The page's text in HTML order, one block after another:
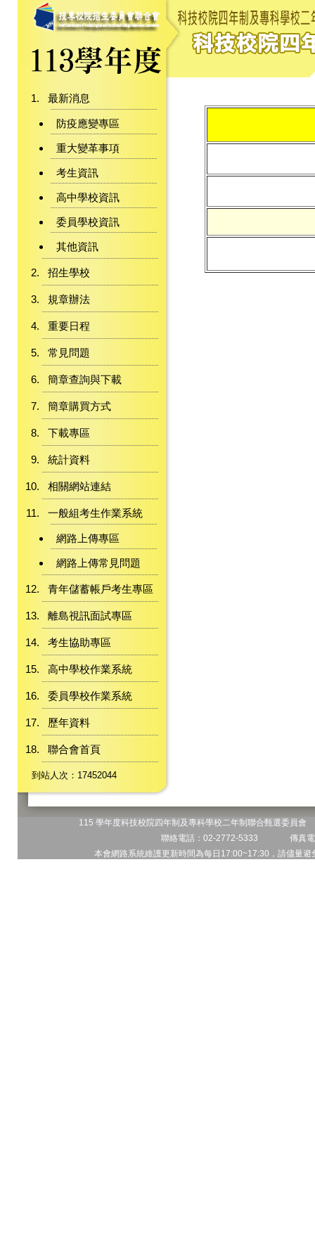
最新消息
防疫應變專區
重大變革事項
考生資訊
高中學校資訊
委員學校資訊
其他資訊
招生學校
規章辦法
重要日程
常見問題
簡章查詢與下載
簡章購買方式
下載專區
統計資料
相關網站連結
一般組考生作業系統
網路上傳專區
網路上傳常見問題
青年儲蓄帳戶考生專區
離島視訊面試專區
考生協助專區
高中學校作業系統
委員學校作業系統
歷年資料
聯合會首頁
到站人次：17452044
115 學年度科技校院四年制及專科學校二年制聯合甄選委員
聯絡電話：02-2772-5333 傳真
本會網路系統維護更新時間為每日17:00~17:30，請儘量